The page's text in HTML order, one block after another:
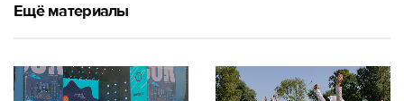
Ещё материалы